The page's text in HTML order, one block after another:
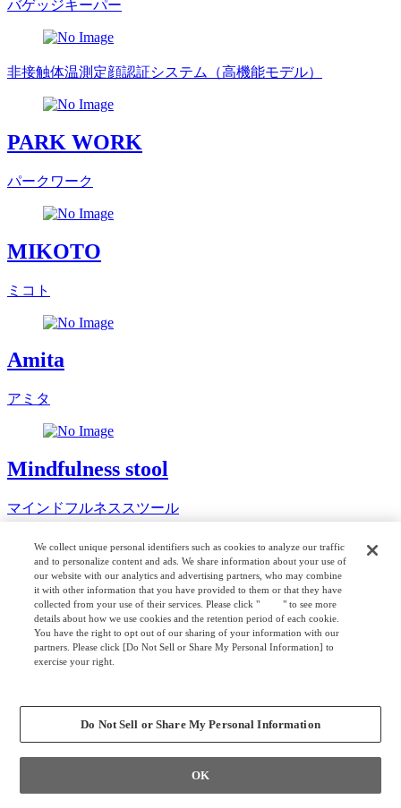
バゲッジキーパー
非接触体温測定顔認証システム（高機能モデル）
PARK WORK
パークワーク
MIKOTO
ミコト
Amita
アミタ
Mindfulness stool
マインドフルネススツール
MS46 stool
MS46スツール
ワークキャリアー
ena
We collect unique personal identifiers such as cookies to analyze our traffic
and to personalize content and ads. We share information about your use of
our website with our analytics and advertising partners, who may combine
it with other information that you have provided to them or that they have
collected from your use of their services. Please click "
here" to see more
details about how we use cookies and the retention period of each cookie.
You have the right to opt out of our sharing of your information with our
partners. Please click [Do Not Sell or Share My Personal Information] to
exercise your right.
Do Not Sell or Share My Personal Information
OK